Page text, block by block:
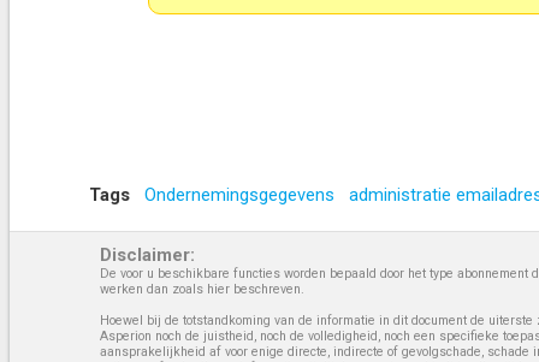
Tags Ondernemingsgegevens administratie
Disclaimer:
De voor u beschikbare functies worden bepaald door het type
werken dan zoals hier beschreven.
Hoewel bij de totstandkoming van de informatie in dit document de
Asperion noch de juistheid, noch de volledigheid, noch een specifieke
aansprakelijkheid af voor enige directe, indirecte of gevolgschade,